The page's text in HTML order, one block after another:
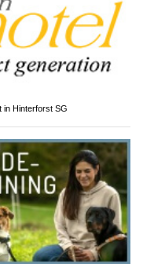
in Hinterforst SG